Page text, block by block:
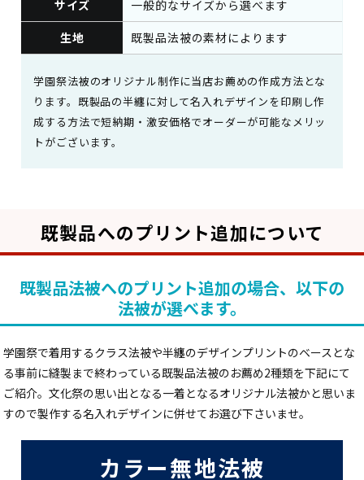
サイズ
一般的なサイズから選べます
生地
既製品法被の素材によります
学園祭法被のオリジナル制作に当店お薦めの作成方法とな
ります。既製品の半纏に対して名入れデザインを印刷し作
成する方法で短納期・激安価格でオーダーが可能なメリッ
トがございます。
既製品へのプリント追加について
既製品法被へのプリント追加の場合、以下の
法被が選べます。
学園祭で着用するクラス法被や半纏のデザインプリントのベースとな
る事前に縫製まで終わっている既製品法被のお薦め2種類を下記にて
ご紹介。文化祭の思い出となる一着となるオリジナル法被かと思いま
すので製作する名入れデザインに併せてお選び下さいませ。
カラー無地法被